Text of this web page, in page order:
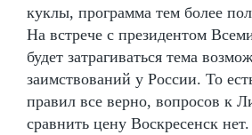
куклы, программа тем более
На встрече с президентом
будет затрагиваться тема
заимствований у России. То
правил все верно, вопросов к
сравнить цену Воскресенск